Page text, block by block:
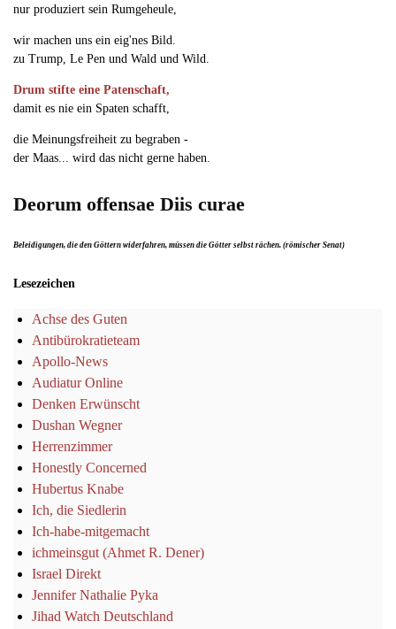
nur produziert sein Rumgeheule,
wir machen uns ein eig'nes Bild.
zu Trump, Le Pen und Wald und Wild.
Drum stifte eine Patenschaft,
damit es nie ein Spaten schafft,
die Meinungsfreiheit zu begraben -
der Maas... wird das nicht gerne haben.
Deorum offensae Diis curae
Beleidigungen, die den Göttern widerfahren, müssen die Götter selbst rächen. (römischer Senat)
Lesezeichen
Achse des Guten
Antibürokratieteam
Apollo-News
Audiatur Online
Denken Erwünscht
Dushan Wegner
Herrenzimmer
Honestly Concerned
Hubertus Knabe
Ich, die Siedlerin
Ich-habe-mitgemacht
ichmeinsgut (Ahmet R. Dener)
Israel Direkt
Jennifer Nathalie Pyka
Jihad Watch Deutschland